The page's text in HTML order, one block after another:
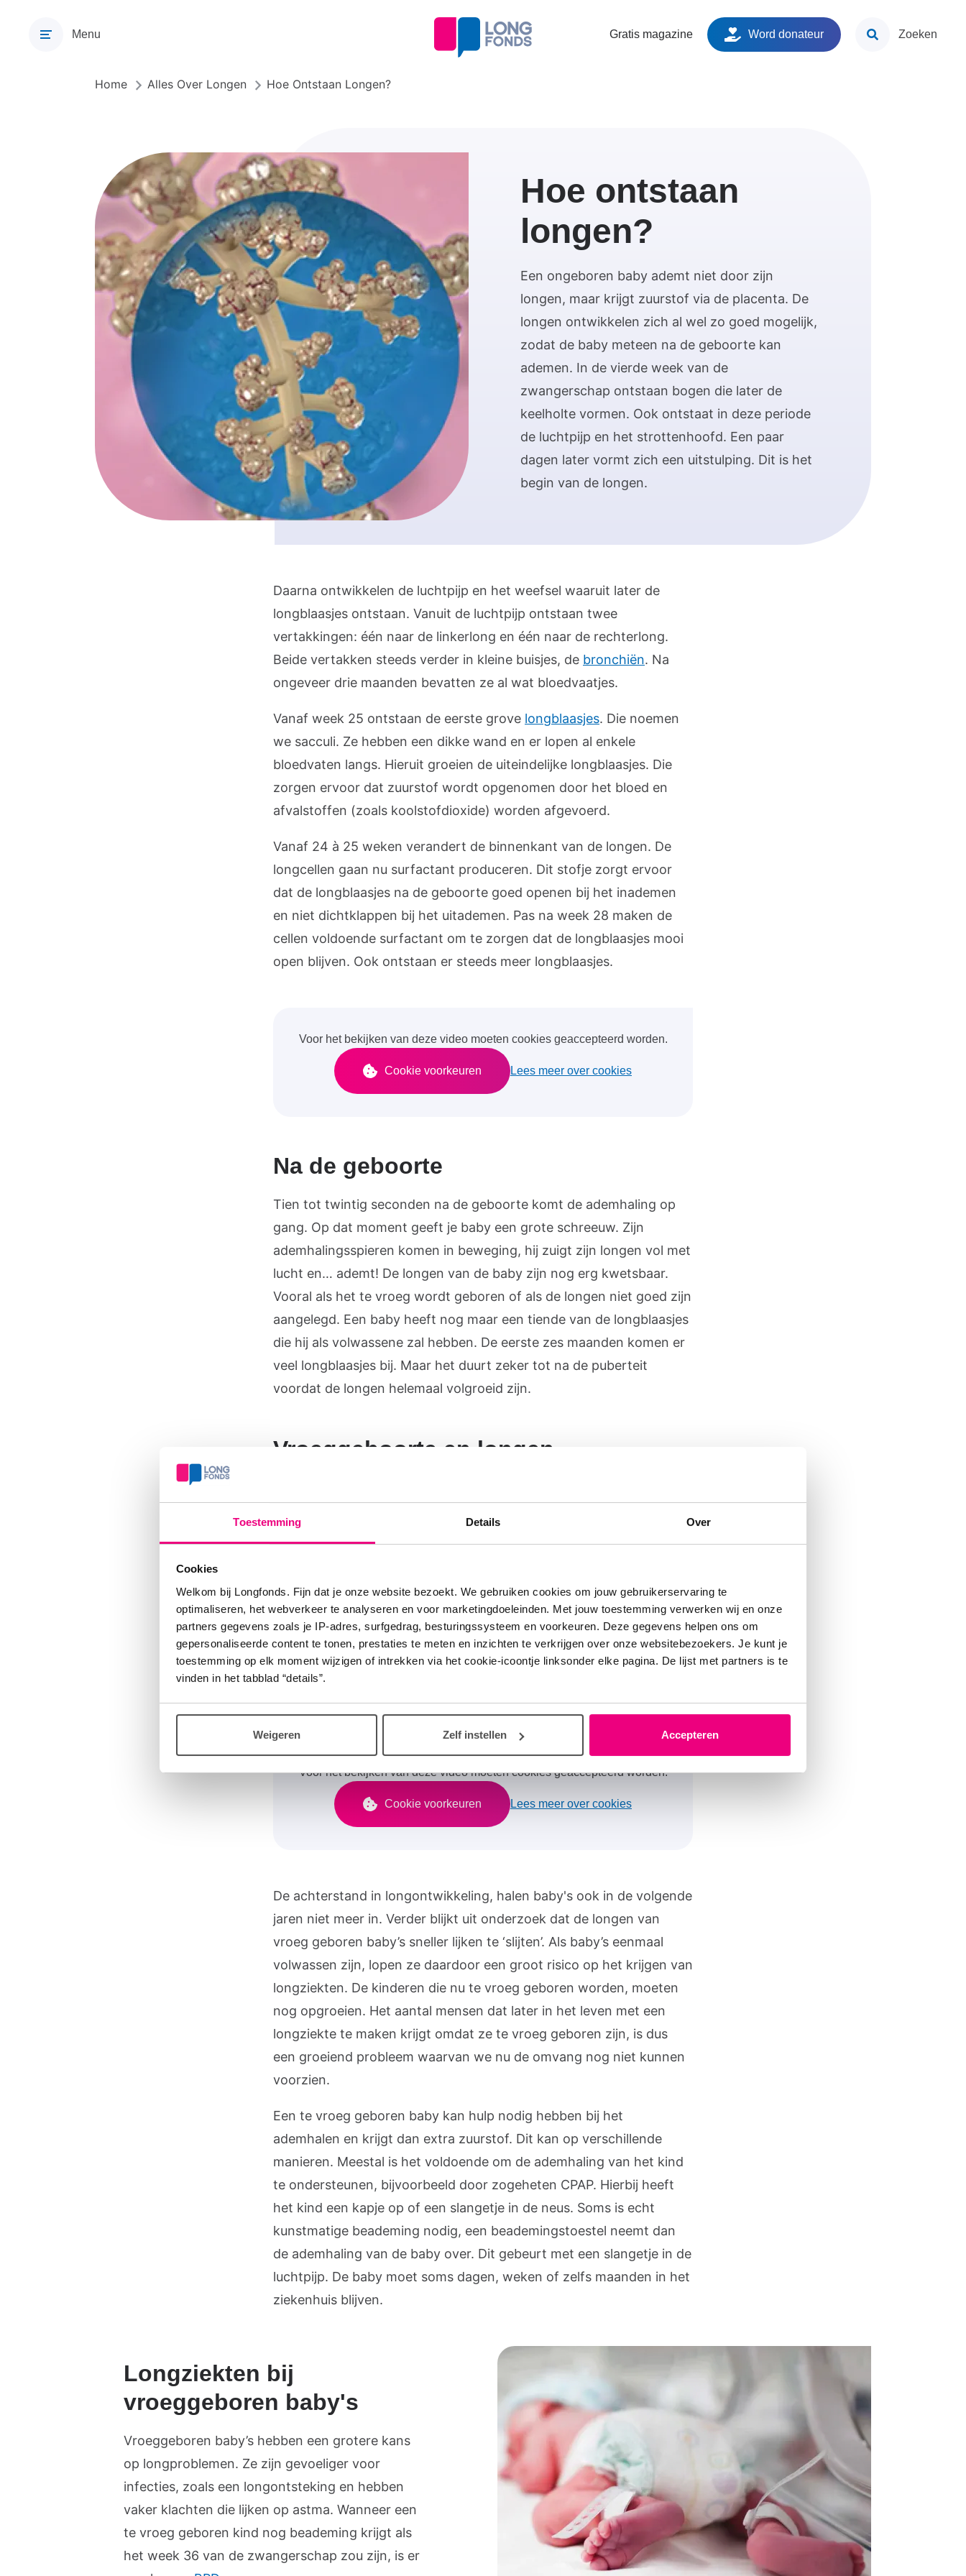
Toestemming Details Over
Cookies
Welkom bij Longfonds. Fijn dat je onze website bezoekt. We gebruiken cookies om jouw gebruikerservaring te
optimaliseren, het webverkeer te analyseren en voor marketingdoeleinden. Met jouw toestemming verwerken wij en onze
partners gegevens zoals je IP-adres, surfgedrag, besturingssysteem en voorkeuren. Deze gegevens helpen ons om
gepersonaliseerde content te tonen, prestaties te meten en inzichten te verkrijgen over onze websitebezoekers. Je kunt je
toestemming op elk moment wijzigen of intrekken via het cookie-icoontje linksonder elke pagina. De lijst met partners is te
vinden in het tabblad “details”.
Weigeren Zelf instellen Accepteren
Menu Gratis magazine Word donateur Zoeken
Kruimelpad
Home Alles Over Longen Hoe Ontstaan Longen?
Hoe ontstaan
longen?
Een ongeboren baby ademt niet door zijn
longen, maar krijgt zuurstof via de placenta. De
longen ontwikkelen zich al wel zo goed mogelijk,
zodat de baby meteen na de geboorte kan
ademen. In de vierde week van de
zwangerschap ontstaan bogen die later de
keelholte vormen. Ook ontstaat in deze periode
de luchtpijp en het strottenhoofd. Een paar
dagen later vormt zich een uitstulping. Dit is het
begin van de longen.
Daarna ontwikkelen de luchtpijp en het weefsel waaruit later de
longblaasjes ontstaan. Vanuit de luchtpijp ontstaan twee
vertakkingen: één naar de linkerlong en één naar de rechterlong.
Beide vertakken steeds verder in kleine buisjes, de bronchiën. Na
ongeveer drie maanden bevatten ze al wat bloedvaatjes.
Vanaf week 25 ontstaan de eerste grove longblaasjes. Die noemen
we sacculi. Ze hebben een dikke wand en er lopen al enkele
bloedvaten langs. Hieruit groeien de uiteindelijke longblaasjes. Die
zorgen ervoor dat zuurstof wordt opgenomen door het bloed en
afvalstoffen (zoals koolstofdioxide) worden afgevoerd.
Vanaf 24 à 25 weken verandert de binnenkant van de longen. De
longcellen gaan nu surfactant produceren. Dit stofje zorgt ervoor
dat de longblaasjes na de geboorte goed openen bij het inademen
en niet dichtklappen bij het uitademen. Pas na week 28 maken de
cellen voldoende surfactant om te zorgen dat de longblaasjes mooi
open blijven. Ook ontstaan er steeds meer longblaasjes.
Voor het bekijken van deze video moeten cookies geaccepteerd worden.
Cookie voorkeuren Lees meer over cookies
Na de geboorte
Tien tot twintig seconden na de geboorte komt de ademhaling op
gang. Op dat moment geeft je baby een grote schreeuw. Zijn
ademhalingsspieren komen in beweging, hij zuigt zijn longen vol met
lucht en… ademt! De longen van de baby zijn nog erg kwetsbaar.
Vooral als het te vroeg wordt geboren of als de longen niet goed zijn
aangelegd. Een baby heeft nog maar een tiende van de longblaasjes
die hij als volwassene zal hebben. De eerste zes maanden komen er
veel longblaasjes bij. Maar het duurt zeker tot na de puberteit
voordat de longen helemaal volgroeid zijn.
Vroeggeboorte en longen
niet ‘af’. Ze bevatten te weinig echte longblaasjes en bloedvaatjes en
de longen zijn te klein. Hierdoor krijgt de baby niet genoeg zuurstof
binnen. Baby’s die voor de week 28 worden geboren, maken
bovendien te weinig surfactant aan waardoor de longblaasjes niet
Voor het bekijken van deze video moeten cookies geaccepteerd worden.
Cookie voorkeuren Lees meer over cookies
De achterstand in longontwikkeling, halen baby's ook in de volgende
jaren niet meer in. Verder blijkt uit onderzoek dat de longen van
vroeg geboren baby’s sneller lijken te ‘slijten’. Als baby’s eenmaal
volwassen zijn, lopen ze daardoor een groot risico op het krijgen van
longziekten. De kinderen die nu te vroeg geboren worden, moeten
nog opgroeien. Het aantal mensen dat later in het leven met een
longziekte te maken krijgt omdat ze te vroeg geboren zijn, is dus
een groeiend probleem waarvan we nu de omvang nog niet kunnen
voorzien.
Een te vroeg geboren baby kan hulp nodig hebben bij het
ademhalen en krijgt dan extra zuurstof. Dit kan op verschillende
manieren. Meestal is het voldoende om de ademhaling van het kind
te ondersteunen, bijvoorbeeld door zogeheten CPAP. Hierbij heeft
het kind een kapje op of een slangetje in de neus. Soms is echt
kunstmatige beademing nodig, een beademingstoestel neemt dan
de ademhaling van de baby over. Dit gebeurt met een slangetje in de
luchtpijp. De baby moet soms dagen, weken of zelfs maanden in het
ziekenhuis blijven.
Longziekten bij
vroeggeboren baby's
Vroeggeboren baby’s hebben een grotere kans
op longproblemen. Ze zijn gevoeliger voor
infecties, zoals een longontsteking en hebben
vaker klachten die lijken op astma. Wanneer een
te vroeg geboren kind nog beademing krijgt als
het week 36 van de zwangerschap zou zijn, is er